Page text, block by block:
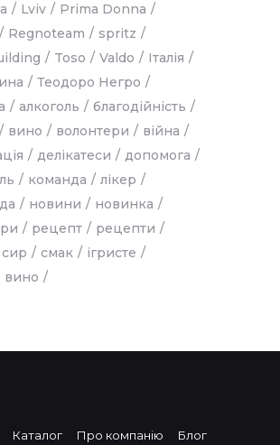
Lviv
Prima Donna
Regnoteam
spritz
Toso Valdo
Італія
Теодоро Негро
алкоголь
благодійність
вино волонтери
війна
делікатеси
допомога
команда
лікер
новини
новинка
рецепт
рецепти
сир смак
ігристе
вино
Каталог Про компанію Блог